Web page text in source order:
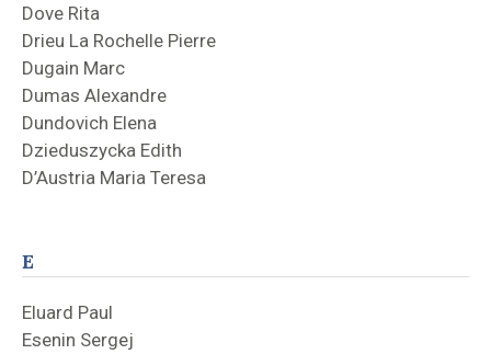
Dove Rita
Drieu La Rochelle Pierre
Dugain Marc
Dumas Alexandre
Dundovich Elena
Dzieduszycka Edith
D’Austria Maria Teresa
E
Eluard Paul
Esenin Sergej